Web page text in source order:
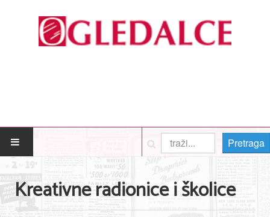
POČETNA
Posao
Pretraga
Kreativne radionice i školice